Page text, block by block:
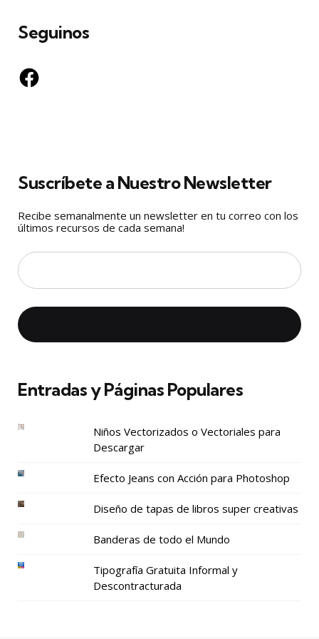
Seguinos
Facebook
Suscríbete a Nuestro Newsletter
Recibe semanalmente un newsletter en tu correo con los
últimos recursos de cada semana!
Entradas y Páginas Populares
Niños Vectorizados o Vectoriales para
Descargar
Efecto Jeans con Acción para Photoshop
Diseño de tapas de libros super creativas
Banderas de todo el Mundo
Tipografía Gratuita Informal y
Descontracturada